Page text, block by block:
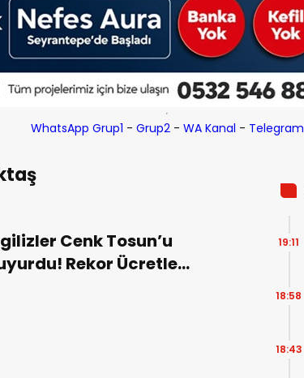
WhatsApp Grup1 - Grup2- WA Kanal - Telegram
Cenk Tosun’u
Rekor Ücretle
19:11
18:58
18:43